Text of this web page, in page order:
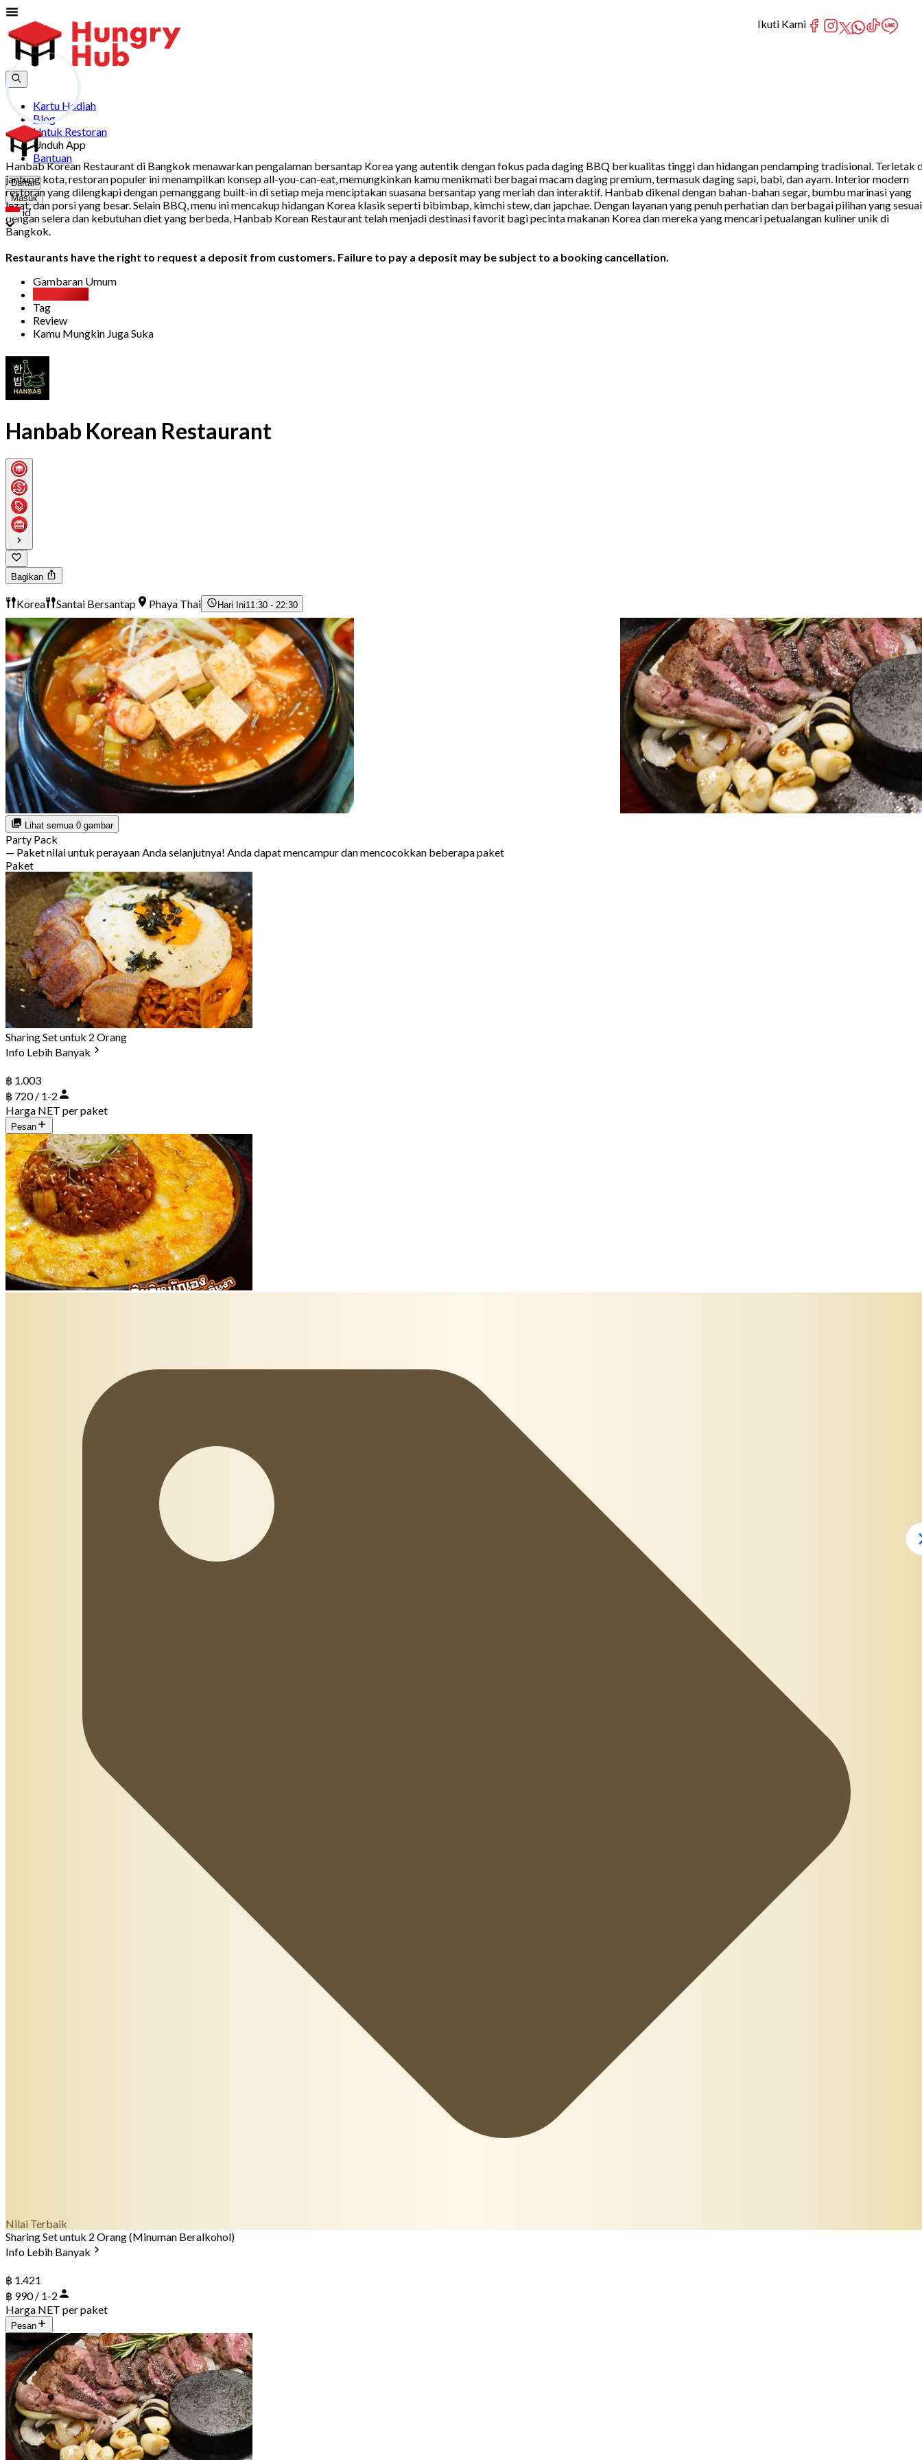
Kartu Hadiah
Blog
Untuk Restoran
Unduh App
Bantuan
Daftar
Masuk
id
Hanbab Korean Restaurant di Bangkok menawarkan pengalaman bersantap Korea yang autentik dengan fokus pada daging BBQ berkualitas tinggi dan hidangan pendamping tradisional. Terletak
jantung kota, restoran populer ini menampilkan konsep all-you-can-eat, memungkinkan kamu menikmati berbagai macam daging premium, termasuk daging sapi, babi, dan ayam. Interior modern
restoran yang dilengkapi dengan pemanggang built-in di setiap meja menciptakan suasana bersantap yang meriah dan interaktif. Hanbab dikenal dengan bahan-bahan segar, bumbu marinasi yang
lezat, dan porsi yang besar. Selain BBQ, menu ini mencakup hidangan Korea klasik seperti bibimbap, kimchi stew, dan japchae. Dengan layanan yang penuh perhatian dan berbagai pilihan yang sesuai
dengan selera dan kebutuhan diet yang berbeda, Hanbab Korean Restaurant telah menjadi destinasi favorit bagi pecinta makanan Korea dan mereka yang mencari petualangan kuliner unik di
Bangkok.
Restaurants have the right to request a deposit from customers. Failure to pay a deposit may be subject to a booking cancellation.
Gambaran Umum
Tag
Review
Kamu Mungkin Juga Suka
Hanbab Korean Restaurant
Bagikan
Korea Santai Bersantap Phaya Thai Hari Ini11:30 - 22:30
Lihat semua 0 gambar
Party Pack
— Paket nilai untuk perayaan Anda selanjutnya! Anda dapat mencampur dan mencocokkan beberapa paket
Paket
Sharing Set untuk 2 Orang
Info Lebih Banyak
฿ 1.003
฿ 720 / 1-2
Harga NET per paket
Pesan
Nilai Terbaik
Sharing Set untuk 2 Orang (Minuman Beralkohol)
Info Lebih Banyak
฿ 1.421
฿ 990 / 1-2
Harga NET per paket
Pesan
Ikuti Kami